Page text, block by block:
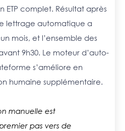
ETP complet. Résultat après
lettrage automatique a
mois, et l’ensemble des
9h30. Le moteur d’auto-
s’améliore en
humaine supplémentaire.
manuelle est
pas vers de